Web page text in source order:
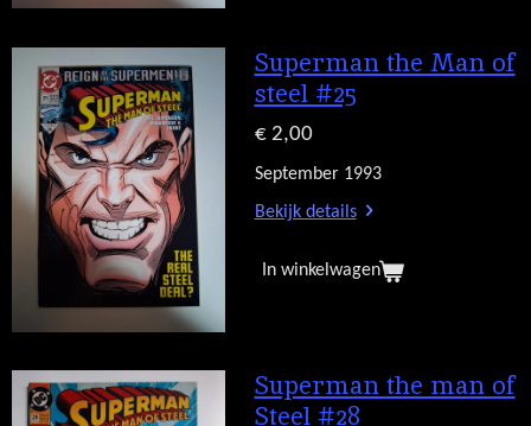
Superman the Man of
steel #25
€ 2,00
September 1993
Bekijk details
In winkelwagen
Superman the man of
Steel #28